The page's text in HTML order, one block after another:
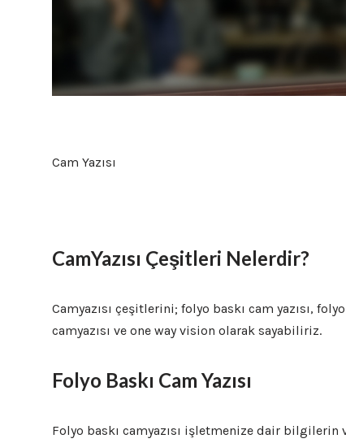
Cam Yazısı
CamYazısı Çeşitleri Nelerdir?
Camyazısı çeşitlerini; folyo baskı cam yazısı,
camyazısı ve one way vision olarak sayabiliriz.
Folyo Baskı Cam Yazısı
Folyo baskı camyazısı işletmenize dair